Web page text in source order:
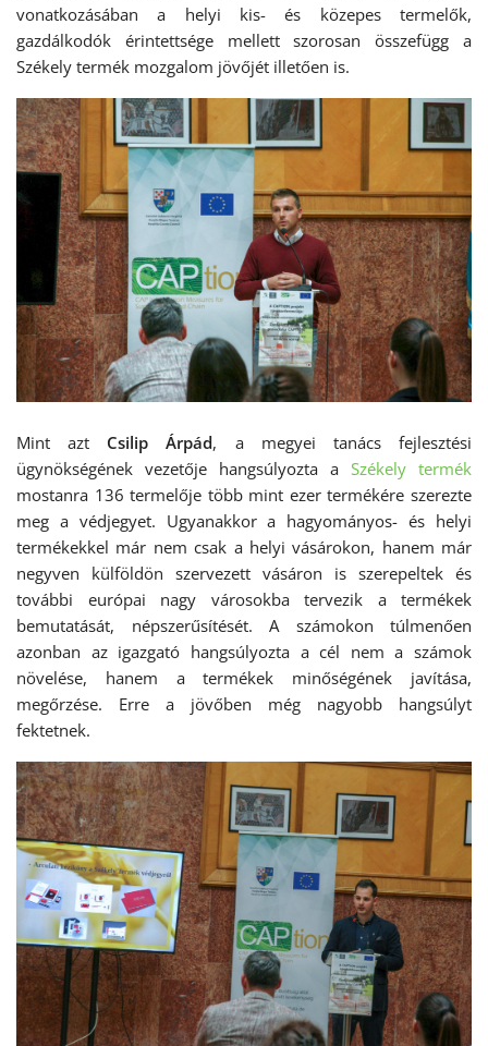
vonatkozásában a helyi kis- és közepes termelők,
gazdálkodók érintettsége mellett szorosan összefügg a
Székely termék mozgalom jövőjét illetően is.
Mint azt Csilip Árpád, a megyei tanács fejlesztési
ügynökségének vezetője hangsúlyozta a Székely termék
mostanra 136 termelője több mint ezer termékére szerezte
meg a védjegyet. Ugyanakkor a hagyományos- és helyi
termékekkel már nem csak a helyi vásárokon, hanem már
negyven külföldön szervezett vásáron is szerepeltek és
további európai nagy városokba tervezik a termékek
bemutatását, népszerűsítését. A számokon túlmenően
azonban az igazgató hangsúlyozta a cél nem a számok
növelése, hanem a termékek minőségének javítása,
megőrzése. Erre a jövőben még nagyobb hangsúlyt
fektetnek.